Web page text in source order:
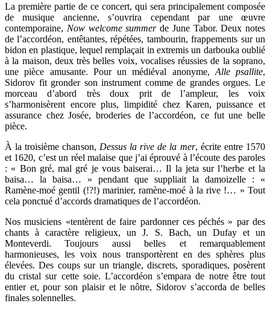
La première partie de ce concert, qui sera principalement composée
de musique ancienne, s’ouvrira cependant par une œuvre
contemporaine, Now welcome summerde June Tabor. Deux notes
de l’accordéon, entêtantes, répétées, tambourin, frappements sur un
bidon en plastique, lequel remplaçait in extremis un darbouka oublié
à la maison, deux très belles voix, vocalises réussies de la soprano,
une pièce amusante. Pour un médiéval anonyme, Alle psallite,
Sidorov fit gronder son instrument comme de grandes orgues. Le
morceau d’abord très doux prit de l’ampleur, les voix
s’harmonisèrent encore plus, limpidité chez Karen, puissance et
assurance chez Josée, broderies de l’accordéon, ce fut une belle
pièce.
À la troisième chanson, Dessus la rive de la mer, écrite entre 1570
et 1620, c’est un réel malaise que j’ai éprouvé à l’écoute des paroles
: « Bon gré, mal gré je vous baiserai… Il la jeta sur l’herbe et la
baisa… la baisa… » pendant que suppliait la damoizelle : «
Ramène-moé gentil (!?!) marinier, ramène-moé à la rive !… » Tout
cela ponctué d’accords dramatiques de l’accordéon.
Nos musiciens «tentèrent de faire pardonner ces péchés » par des
chants à caractère religieux, un J. S. Bach, un Dufay et un
Monteverdi. Toujours aussi belles et remarquablement
harmonieuses, les voix nous transportèrent en des sphères plus
élevées. Des coups sur un triangle, discrets, sporadiques, posèrent
du cristal sur cette soie. L’accordéon s’empara de notre être tout
entier et, pour son plaisir et le nôtre, Sidorov s’accorda de belles
finales solennelles.